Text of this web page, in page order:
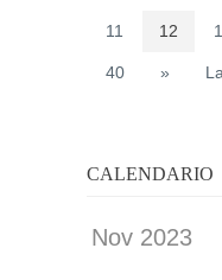
11 12
40 »
CALENDARIO